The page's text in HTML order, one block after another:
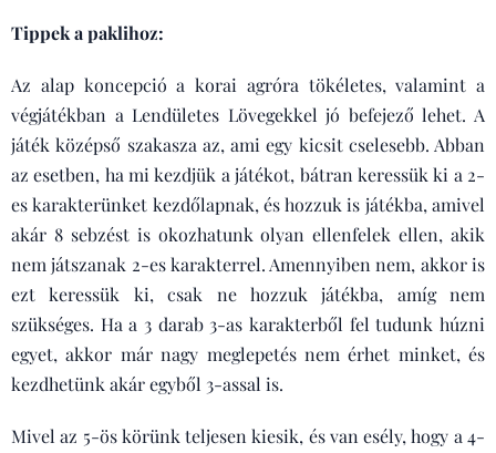
Tippek a paklihoz:
Az alap koncepció a korai agróra tökéletes, valamint a
végjátékban a Lendületes Lövegekkel jó befejező lehet. A
játék középső szakasza az, ami egy kicsit cselesebb. Abban
az esetben, ha mi kezdjük a játékot, bátran keressük ki a 2-
es karakterünket kezdőlapnak, és hozzuk is játékba, amivel
akár 8 sebzést is okozhatunk olyan ellenfelek ellen, akik
nem játszanak 2-es karakterrel. Amennyiben nem, akkor is
ezt keressük ki, csak ne hozzuk játékba, amíg nem
szükséges. Ha a 3 darab 3-as karakterből fel tudunk húzni
egyet, akkor már nagy meglepetés nem érhet minket, és
kezdhetünk akár egyből 3-assal is.
Mivel az 5-ös körünk teljesen kiesik, és van esély, hogy a 4-